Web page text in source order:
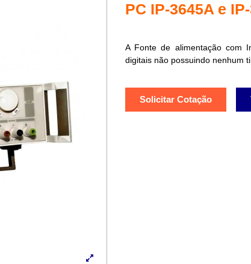
PC IP-3645A e
A Fonte de alimentação com
digitais não possuindo nenhum
Solicitar Cotação